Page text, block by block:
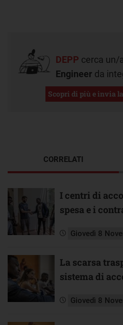
DEPP cerca un/a
Engineer da
Scopri di più e invia
CORRELATI
I centri di
spesa e i
Giovedì 8
La scarsa
sistema di
Giovedì 8